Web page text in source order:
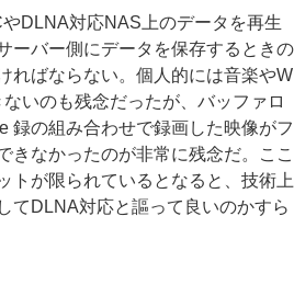
DLNA対応NAS上のデータを再生
ーバー側にデータを保存するときの
ればならない。個人的には音楽やW
いのも残念だったが、バッファロ
録の組み合わせで録画した映像がフ
きなかったのが非常に残念だ。ここ
トが限られているとなると、技術上
てDLNA対応と謳って良いのかすら